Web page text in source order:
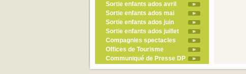
Sortie enfants ados avril
Sortie enfants ados mai
Sortie enfants ados juin
Sortie enfants ados juillet
Compagnies spectacles
Offices de Tourisme
Communiqué de Presse DP